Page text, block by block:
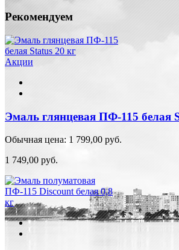
Рекомендуем
Акции
Эмаль глянцевая ПФ-115 белая
Обычная цена: 1 799,00 руб.
1 749,00 руб.